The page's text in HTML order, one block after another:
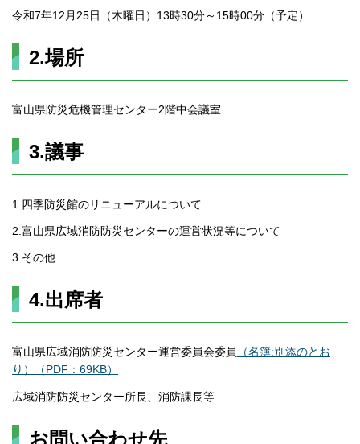
令和7年12月25日（木曜日）13時30分～15時00分（予定）
2.場所
富山県防災危機管理センター2階中会議室
3.議事
1.四季防災館のリニューアルについて
2.富山県広域消防防災センターの運営状況等について
3.その他
4.出席者
富山県広域消防防災センター運営委員会委員
（名簿:別添のとお
り）（PDF：69KB）
広域消防防災センター所長、消防課長等
お問い合わせ先